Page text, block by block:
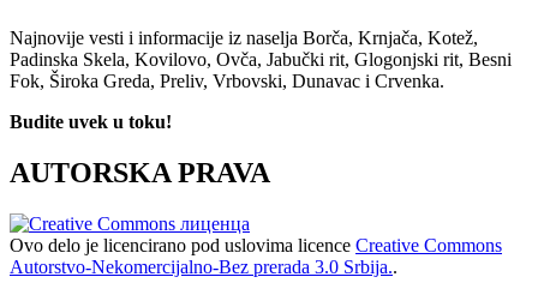
Najnovije vesti i informacije iz naselja Borča, Krnjača, Kotež,
Padinska Skela, Kovilovo, Ovča, Jabučki rit, Glogonjski rit, Besni
Fok, Široka Greda, Preliv, Vrbovski, Dunavac i Crvenka.
Budite uvek u toku!
AUTORSKA PRAVA
Ovo delo je licencirano pod uslovima licence Creative Commons
Autorstvo-Nekomercijalno-Bez prerada 3.0 Srbija..